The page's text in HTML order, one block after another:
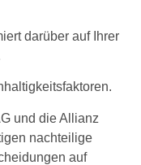
darüber auf Ihrer
und die Allianz
nachteilige
auf